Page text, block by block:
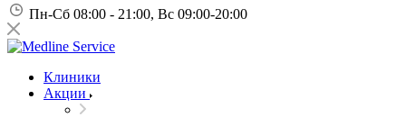
Пн-Сб 08:00 - 21:00, Вс 09:00-20:00
Клиники
Акции